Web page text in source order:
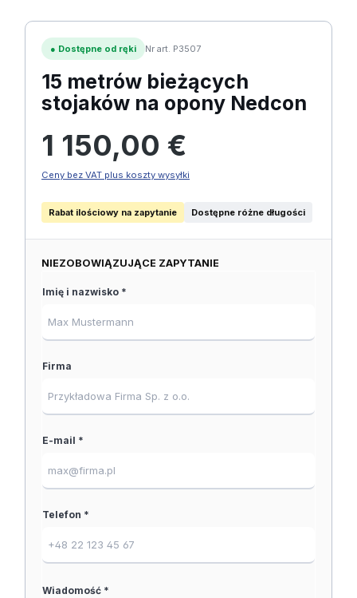
● Dostępne od ręki Nr art. P3507
15 metrów bieżących
stojaków na opony Nedcon
1 150,00 €
Ceny bez VAT plus koszty wysyłki
Rabat ilościowy na zapytanie Dostępne różne długości
NIEZOBOWIĄZUJĄCE ZAPYTANIE
Imię i nazwisko *
Firma
E-mail *
Telefon *
Wiadomość *